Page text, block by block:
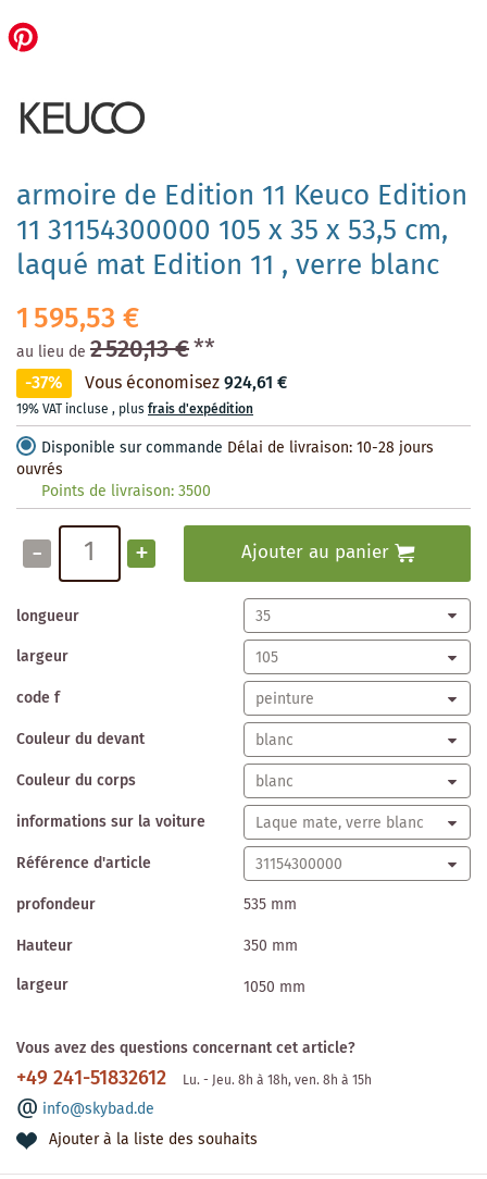
armoire de Edition 11 Keuco Edition
11 31154300000 105 x 35 x 53,5 cm,
laqué mat Edition 11 , verre blanc
1 595,53 €
au lieu de 2 520,13 €**
-37% Vous économisez924,61 €
19% VAT incluse , plusfrais d'expédition
Disponible sur commande Délai de livraison: 10-28 jours
ouvrés
Points de livraison:3500
- + Ajouter au panier
longueur
largeur
code f
Couleur du devant
Couleur du corps
informations sur la voiture
Référence d'article
profondeur
535 mm
Hauteur
350 mm
largeur
1050 mm
Vous avez des questions concernant cet article?
+49 241-51832612 Lu. - Jeu. 8h à 18h, ven. 8h à 15h
info@skybad.de
Ajouter à la liste des souhaits
the
beginning
images
gallery